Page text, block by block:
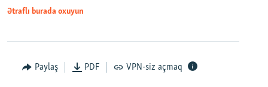
Ətraflı burada oxuyun
Paylaş PDF VPN-siz açmaq